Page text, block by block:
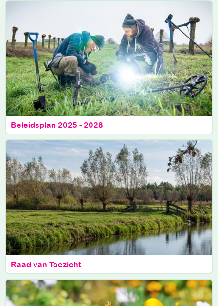
Beleidsplan 2025 - 2028
Raad van Toezicht